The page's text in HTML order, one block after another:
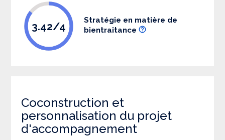
3.42/4
Stratégie en matière de
bientraitance
Coconstruction et
personnalisation du projet
d'accompagnement